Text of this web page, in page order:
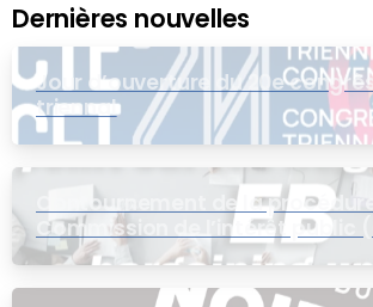
Dernières nouvelles
Jour d’ouverture du 20e
triennal
Contournement de la
Commission de l’intérêt public
pour le groupe EB